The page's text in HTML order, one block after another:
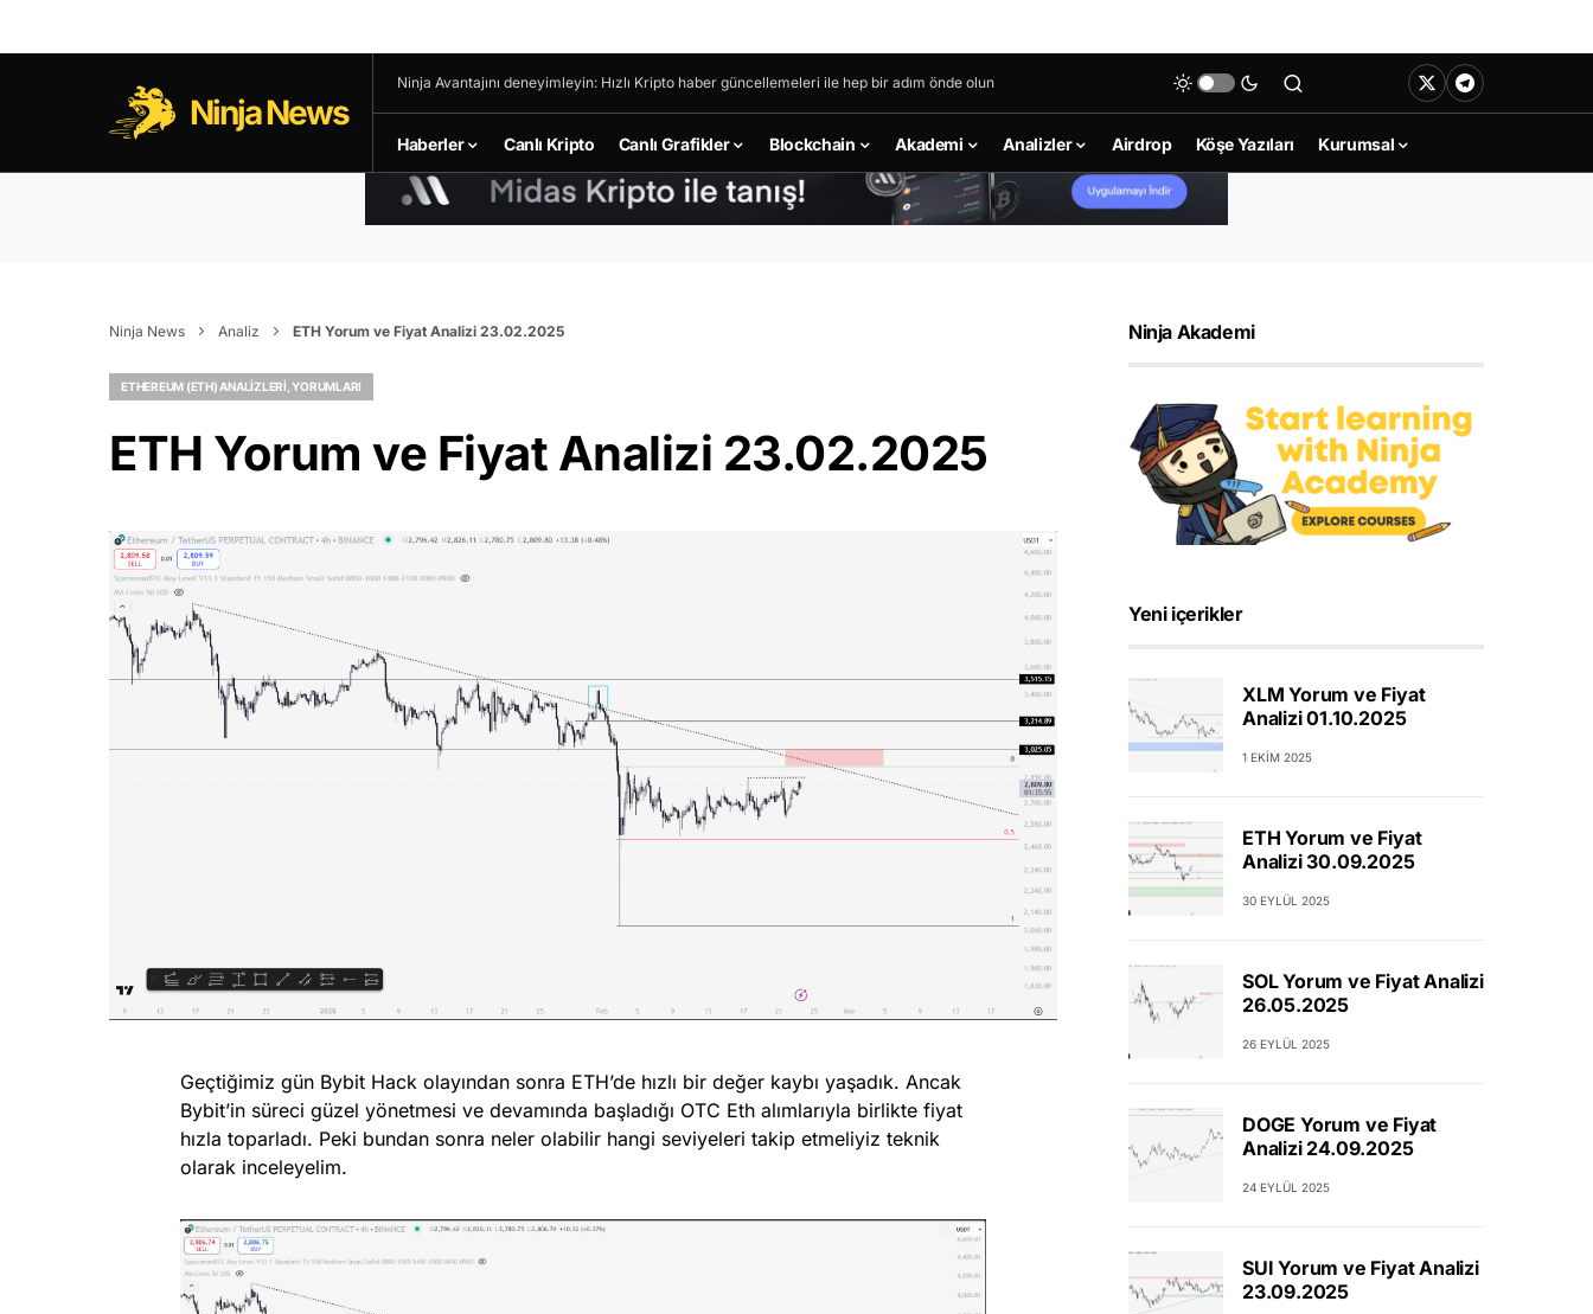
Ninja News
Ninja Avantajını deneyimleyin: Hızlı Kripto haber güncellemeleri ile hep bir adım önde olun
Haberler Canlı Kripto Canlı Grafikler Blockchain Akademi Analizler Airdrop Köşe Yazıları Kurumsal
Ninja News Analiz ETH Yorum ve Fiyat Analizi 23.02.2025
ETHEREUM (ETH) ANALIZLERI, YORUMLARI
ETH Yorum ve Fiyat Analizi 23.02.2025
Geçtiğimiz gün Bybit Hack olayından sonra ETH’de hızlı bir değer kaybı yaşadık. Ancak
Bybit’in süreci güzel yönetmesi ve devamında başladığı OTC Eth alımlarıyla birlikte fiyat
hızla toparladı. Peki bundan sonra neler olabilir hangi seviyeleri takip etmeliyiz teknik
olarak inceleyelim.
Ninja Akademi
Yeni içerikler
XLM Yorum ve Fiyat
Analizi 01.10.2025
1 EKIM 2025
ETH Yorum ve Fiyat
Analizi 30.09.2025
30 EYLÜL 2025
SOL Yorum ve Fiyat Analizi
26.05.2025
26 EYLÜL 2025
DOGE Yorum ve Fiyat
Analizi 24.09.2025
24 EYLÜL 2025
SUI Yorum ve Fiyat Analizi
23.09.2025